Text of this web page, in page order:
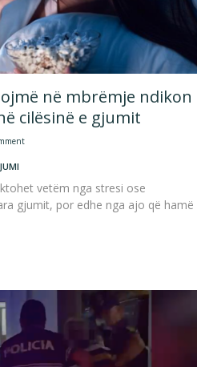
në mbrëmje ndikon
cilësinë e gjumit
vetëm nga stresi ose
gjumit, por edhe nga ajo që hamë